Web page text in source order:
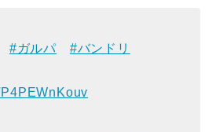
#ガルパ
#バンドリ